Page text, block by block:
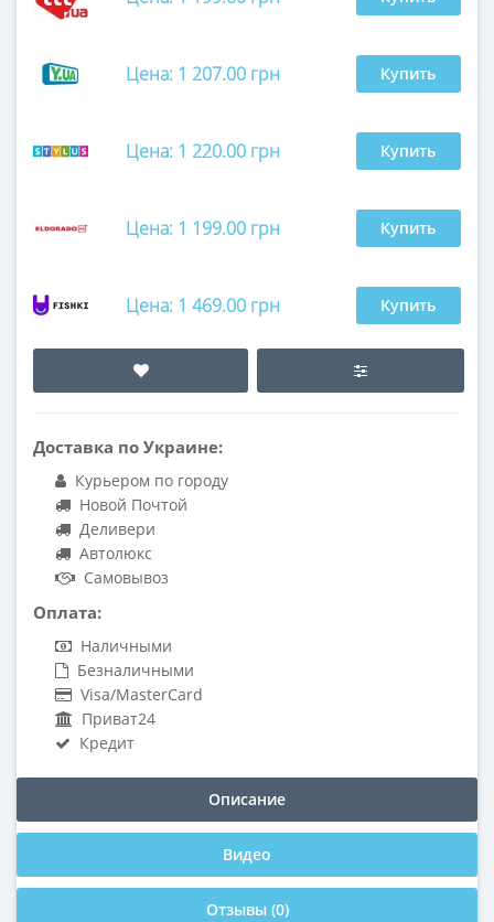
Цена: 1 207.00 грн Купить
Цена: 1 220.00 грн Купить
Цена: 1 199.00 грн Купить
Цена: 1 469.00 грн Купить
Доставка по Украине:
Курьером по городу
Новой Почтой
Деливери
Автолюкс
Самовывоз
Оплата:
Наличными
Безналичными
Visa/MasterCard
Приват24
Кредит
Описание
Видео
Отзывы (0)